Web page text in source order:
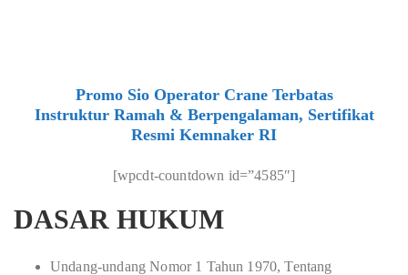
Promo Sio Operator Crane Terbatas
Instruktur Ramah & Berpengalaman, Sertifikat
Resmi Kemnaker RI
[wpcdt-countdown id=”4585″]
DASAR HUKUM
Undang-undang Nomor 1 Tahun 1970, Tentang